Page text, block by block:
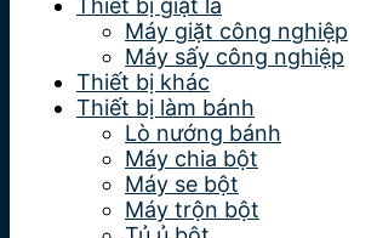
Thiết bị giặt là
Máy giặt công nghiệp
Máy sấy công nghiệp
Thiết bị khác
Thiết bị làm bánh
Lò nướng bánh
Máy chia bột
Máy se bột
Máy trộn bột